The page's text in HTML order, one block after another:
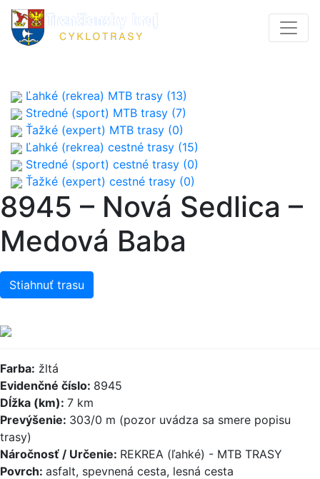
Ľahké (rekrea) MTB trasy (13)
Stredné (sport) MTB trasy (7)
Ťažké (expert) MTB trasy (0)
Ľahké (rekrea) cestné trasy (15)
Stredné (sport) cestné trasy (0)
Ťažké (expert) cestné trasy (0)
8945 – Nová Sedlica –
Medová Baba
Stiahnuť trasu
Farba: žltá
Evidenčné číslo: 8945
Dĺžka (km): 7 km
Prevýšenie: 303/0 m (pozor uvádza sa smere popisu
trasy)
Náročnosť / Určenie: REKREA (ľahké) - MTB TRASY
Povrch: asfalt, spevnená cesta, lesná cesta